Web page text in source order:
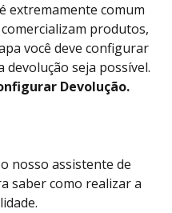
extremamente comum
produtos,
você deve configurar
seja possível.
Devolução.
nosso assistente de
saber como realizar a